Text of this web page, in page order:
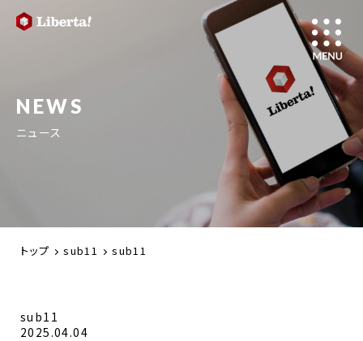
NEWS
ニュース
トップ sub11 sub11
sub11
2025.04.04